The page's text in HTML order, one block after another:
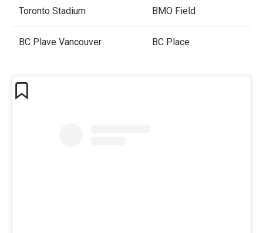
Toronto Stadium BMO Field
BC Plave Vancouver BC Place